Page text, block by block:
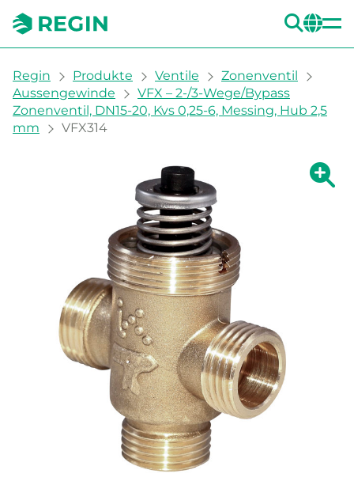
You are here:
Regin Produkte Ventile
Zonenventil
Aussengewinde
VFX – 2-/3-Wege/Bypass
Zonenventil, DN15-20, Kvs 0,25-6, Messing, Hub 2,5
mm
VFX314
Zeige